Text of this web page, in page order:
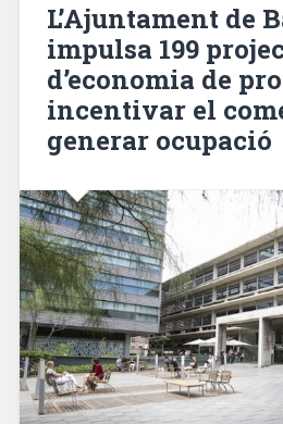
de
Francia,
en
que
invierte
millones»
L’Ajuntament de
impulsa 199
d’economia de
incentivar el
generar ocupació